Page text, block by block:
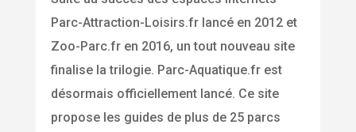
Parc-Attraction-Loisirs.fr lancé en 2012 et
Zoo-Parc.fr en 2016, un tout nouveau site
finalise la trilogie. Parc-Aquatique.fr est
désormais officiellement lancé. Ce site
propose les guides de plus de 25 parcs